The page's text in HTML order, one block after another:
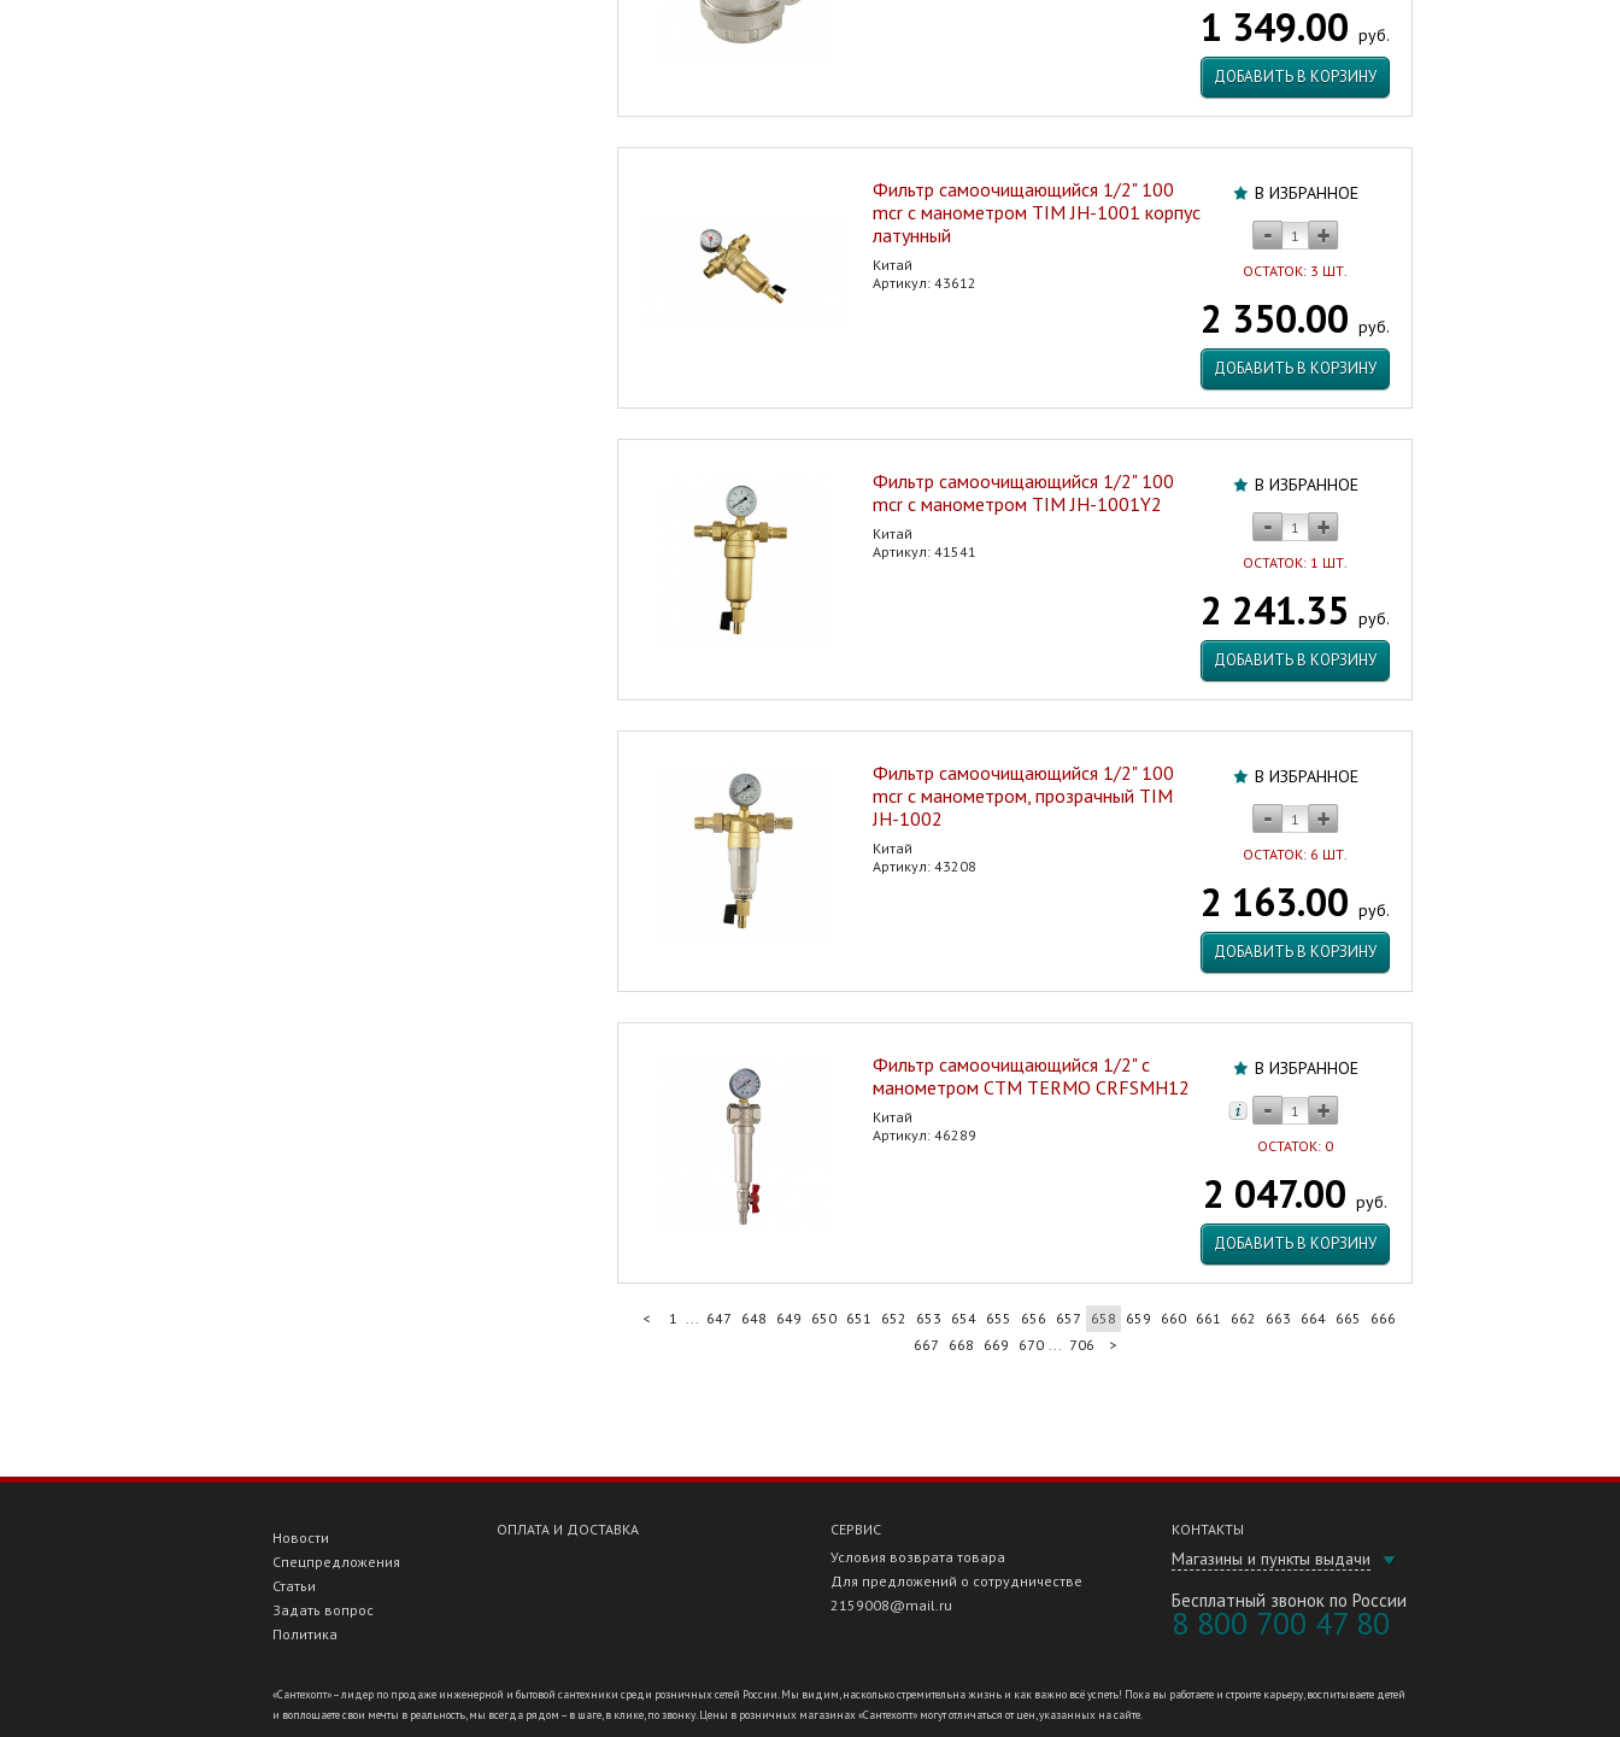
1 349.00 руб.
ДОБАВИТЬ В КОРЗИНУ
В ИЗБРАННОЕ
ОСТАТОК: 3 ШТ.
2 350.00 руб.
ДОБАВИТЬ В КОРЗИНУ
Фильтр самоочищающийся 1/2" 100
mcr с манометром TIM JH-1001 корпус
латунный
Китай
Артикул: 43612
В ИЗБРАННОЕ
ОСТАТОК: 1 ШТ.
2 241.35 руб.
ДОБАВИТЬ В КОРЗИНУ
Фильтр самоочищающийся 1/2" 100
mcr с манометром TIM JH-1001Y2
Китай
Артикул: 41541
В ИЗБРАННОЕ
ОСТАТОК: 6 ШТ.
2 163.00 руб.
ДОБАВИТЬ В КОРЗИНУ
Фильтр самоочищающийся 1/2" 100
mcr с манометром, прозрачный TIM
JH-1002
Китай
Артикул: 43208
В ИЗБРАННОЕ
ОСТАТОК: 0
2 047.00 руб.
ДОБАВИТЬ В КОРЗИНУ
Фильтр самоочищающийся 1/2" с
манометром CTM TERMO CRFSMH12
Китай
Артикул: 46289
< 1 ... 647 648 649 650 651 652 653 654 655 656 657 658 659 660 661 662 663 664 665
666
667
668 669 670 ... 706 >
КОНТАКТЫ
Магазины и пункты выдачи
Бесплатный звонок по России
8 800 700 47 80
Новости
Спецпредложения
Статьи
Задать вопрос
Политика
ОПЛАТА И ДОСТАВКА
СЕРВИС
Условия возврата товара
Для предложений о сотрудничестве
2159008@mail.ru
«Сантехопт» – лидер по продаже инженерной и бытовой сантехники среди розничных сетей России. Мы видим, насколько стремительна жизнь и как важно всё успеть! Пока вы работаете и строите карьеру, воспитываете детей
и воплощаете свои мечты в реальность, мы всегда рядом – в шаге, в клике, по звонку. Цены в розничных магазинах «Сантехопт» могут отличаться от цен, указанных на сайте.